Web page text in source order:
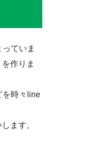
ていま
作りま
を時々line
ます。